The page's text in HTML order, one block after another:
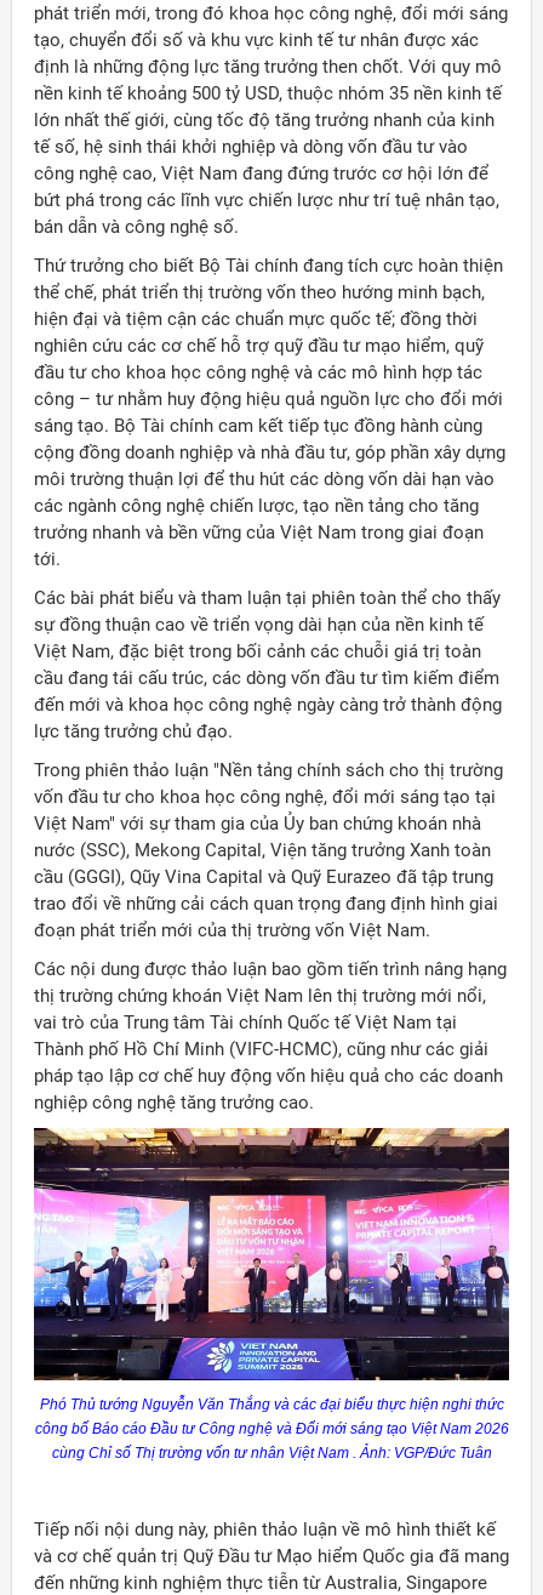
phát triển mới, trong đó khoa học công nghệ, đổi mới sáng
tạo, chuyển đổi số và khu vực kinh tế tư nhân được xác
định là những động lực tăng trưởng then chốt. Với quy mô
nền kinh tế khoảng 500 tỷ USD, thuộc nhóm 35 nền kinh tế
lớn nhất thế giới, cùng tốc độ tăng trưởng nhanh của kinh
tế số, hệ sinh thái khởi nghiệp và dòng vốn đầu tư vào
công nghệ cao, Việt Nam đang đứng trước cơ hội lớn để
bứt phá trong các lĩnh vực chiến lược như trí tuệ nhân tạo,
bán dẫn và công nghệ số.
Thứ trưởng cho biết Bộ Tài chính đang tích cực hoàn thiện
thể chế, phát triển thị trường vốn theo hướng minh bạch,
hiện đại và tiệm cận các chuẩn mực quốc tế; đồng thời
nghiên cứu các cơ chế hỗ trợ quỹ đầu tư mạo hiểm, quỹ
đầu tư cho khoa học công nghệ và các mô hình hợp tác
công – tư nhằm huy động hiệu quả nguồn lực cho đổi mới
sáng tạo. Bộ Tài chính cam kết tiếp tục đồng hành cùng
cộng đồng doanh nghiệp và nhà đầu tư, góp phần xây dựng
môi trường thuận lợi để thu hút các dòng vốn dài hạn vào
các ngành công nghệ chiến lược, tạo nền tảng cho tăng
trưởng nhanh và bền vững của Việt Nam trong giai đoạn
tới.
Các bài phát biểu và tham luận tại phiên toàn thể cho thấy
sự đồng thuận cao về triển vọng dài hạn của nền kinh tế
Việt Nam, đặc biệt trong bối cảnh các chuỗi giá trị toàn
cầu đang tái cấu trúc, các dòng vốn đầu tư tìm kiếm điểm
đến mới và khoa học công nghệ ngày càng trở thành động
lực tăng trưởng chủ đạo.
Trong phiên thảo luận "Nền tảng chính sách cho thị trường
vốn đầu tư cho khoa học công nghệ, đổi mới sáng tạo tại
Việt Nam" với sự tham gia của Ủy ban chứng khoán nhà
nước (SSC), Mekong Capital, Viện tăng trưởng Xanh toàn
cầu (GGGI), Qũy Vina Capital và Quỹ Eurazeo đã tập trung
trao đổi về những cải cách quan trọng đang định hình giai
đoạn phát triển mới của thị trường vốn Việt Nam.
Các nội dung được thảo luận bao gồm tiến trình nâng hạng
thị trường chứng khoán Việt Nam lên thị trường mới nổi,
vai trò của Trung tâm Tài chính Quốc tế Việt Nam tại
Thành phố Hồ Chí Minh (VIFC-HCMC), cũng như các giải
pháp tạo lập cơ chế huy động vốn hiệu quả cho các doanh
nghiệp công nghệ tăng trưởng cao.
Phó Thủ tướng Nguyễn Văn Thắng và các đại biểu thực hiện nghi thức
công bố Báo cáo Đầu tư Công nghệ và Đổi mới sáng tạo Việt Nam 2026
cùng Chỉ số Thị trường vốn tư nhân Việt Nam . Ảnh: VGP/Đức Tuân
Tiếp nối nội dung này, phiên thảo luận về mô hình thiết kế
và cơ chế quản trị Quỹ Đầu tư Mạo hiểm Quốc gia đã mang
đến những kinh nghiệm thực tiễn từ Australia, Singapore